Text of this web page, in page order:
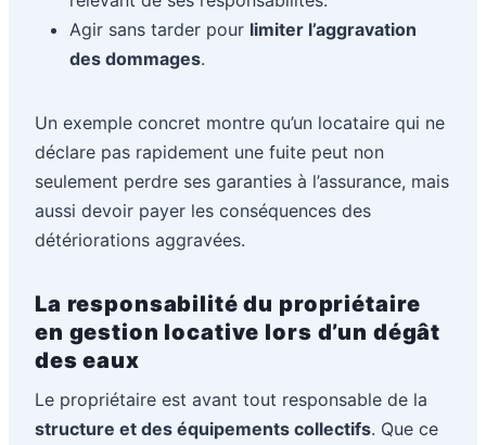
Agir sans tarder pour limiter l’aggravation
des dommages.
Un exemple concret montre qu’un locataire qui ne
déclare pas rapidement une fuite peut non
seulement perdre ses garanties à l’assurance, mais
aussi devoir payer les conséquences des
détériorations aggravées.
La responsabilité du propriétaire
en gestion locative lors d’un dégât
des eaux
Le propriétaire est avant tout responsable de la
structure et des équipements collectifs. Que ce